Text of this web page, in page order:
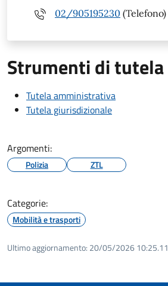
02/905195230 (Telefono)
Strumenti di tutela
Tutela amministrativa
Tutela giurisdizionale
Argomenti:
Polizia ZTL
Categorie:
Mobilità e trasporti
Ultimo aggiornamento: 20/05/2026 10:25.11